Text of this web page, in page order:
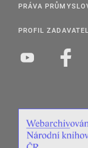
PRÁVA
PROFIL